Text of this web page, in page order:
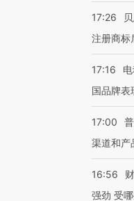
17:26
注册商标
17:16
国品牌表
17:00
渠道和产
16:56
强劲 受